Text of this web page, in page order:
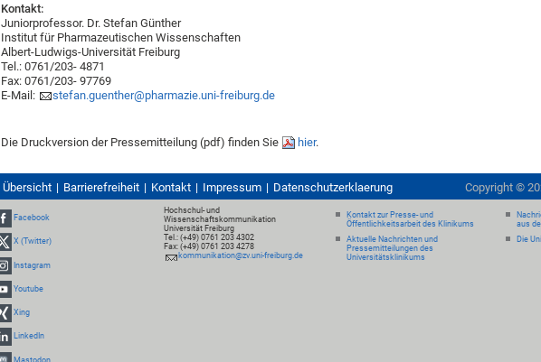
Kontakt:
Juniorprofessor. Dr. Stefan Günther
Institut für Pharmazeutischen Wissenschaften
Albert-Ludwigs-Universität Freiburg
Tel.: 0761/203- 4871
Fax: 0761/203- 97769
E-Mail:
stefan.guenther@pharmazie.uni-freiburg.de
Die Druckversion der Pressemitteilung (pdf) finden Sie hier.
Übersicht Barrierefreiheit Kontakt Impressum Datenschutzerklaerung Copyright ©
Facebook
X (Twitter)
Instagram
Youtube
Xing
LinkedIn
Mastodon
Hochschul- und
Wissenschaftskommunikation
Universität Freiburg
Tel.: (+49) 0761 203 4302
Fax: (+49) 0761 203 4278
kommunikation@zv.uni-freiburg.de
Kontakt zur Presse- und
Öffentlichkeitsarbeit des Klinikums
Aktuelle Nachrichten und
Pressemitteilungen des
Universitätsklinikums
aus
Die